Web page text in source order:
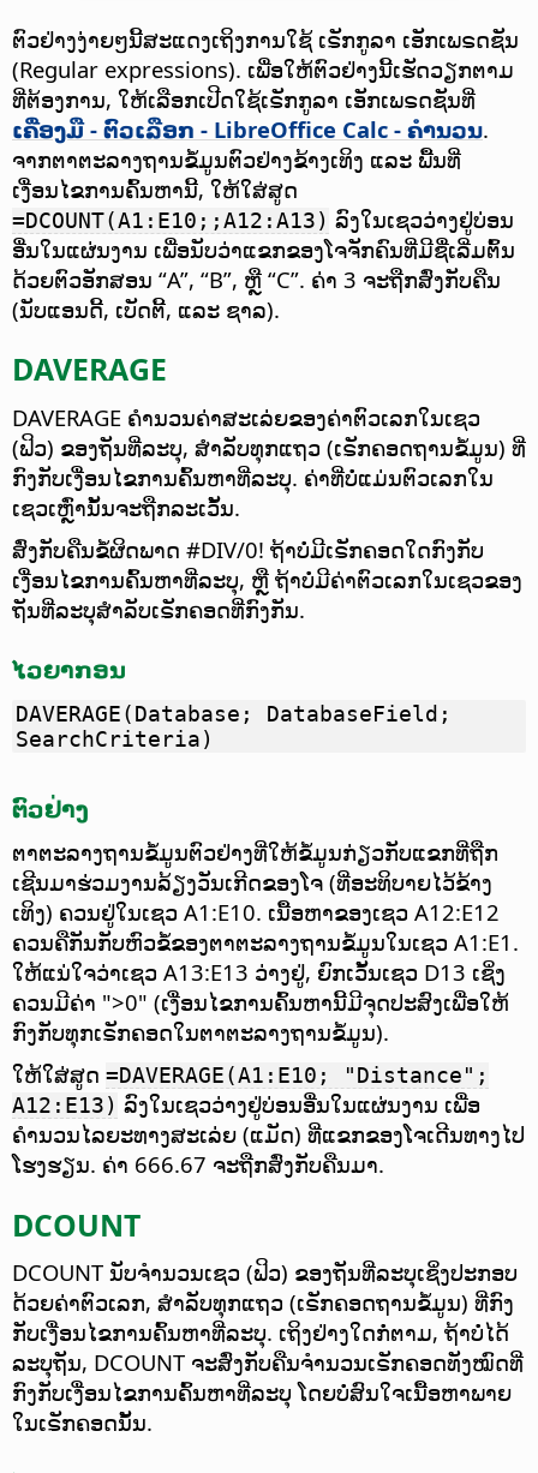
ຕົວຢ່າງງ່າຍໆນີ້ສະແດງເຖິງການໃຊ້ ເຣັກກູລາ ເອັກເພຣດຊັນ
(Regular expressions). ເພື່ອໃຫ້ຕົວຢ່າງນີ້ເຮັດວຽກຕາມ
ທີ່ຕ້ອງການ, ໃຫ້ເລືອກເປີດໃຊ້ເຣັກກູລາ ເອັກເພຣດຊັນທີ່
ເຄື່ອງມື - ຕົວເລືອກ - LibreOffice Calc - ຄຳນວນ.
ຈາກຕາຕະລາງຖານຂໍ້ມູນຕົວຢ່າງຂ້າງເທິງ ແລະ ພື້ນທີ່
ເງື່ອນໄຂການຄົ້ນຫານີ້, ໃຫ້ໃສ່ສູດ
=DCOUNT(A1:E10;;A12:A13) ລົງໃນເຊວວ່າງຢູ່ບ່ອນ
ອື່ນໃນແຜ່ນງານ ເພື່ອນັບວ່າແຂກຂອງໂຈຈັກຄົນທີ່ມີຊື່ເລີ່ມຕົ້ນ
ດ້ວຍຕົວອັກສອນ “A”, “B”, ຫຼື “C”. ຄ່າ 3 ຈະຖືກສົ່ງກັບຄືນ
(ນັບແອນດີ້, ເບັດຕີ້, ແລະ ຊາລ).
DAVERAGE
DAVERAGE ຄຳນວນຄ່າສະເລ່ຍຂອງຄ່າຕົວເລກໃນເຊວ
(ຟິວ) ຂອງຖັນທີ່ລະບຸ, ສຳລັບທຸກແຖວ (ເຣັກຄອດຖານຂໍ້ມູນ) ທີ່
ກົງກັບເງື່ອນໄຂການຄົ້ນຫາທີ່ລະບຸ. ຄ່າທີ່ບໍ່ແມ່ນຕົວເລກໃນ
ເຊວເຫຼົ່ານັ້ນຈະຖືກລະເວັ້ນ.
ສົ່ງກັບຄືນຂໍ້ຜິດພາດ #DIV/0! ຖ້າບໍ່ມີເຣັກຄອດໃດກົງກັບ
ເງື່ອນໄຂການຄົ້ນຫາທີ່ລະບຸ, ຫຼື ຖ້າບໍ່ມີຄ່າຕົວເລກໃນເຊວຂອງ
ຖັນທີ່ລະບຸສຳລັບເຣັກຄອດທີ່ກົງກັນ.
ໄວຍາກອນ
DAVERAGE(Database; DatabaseField;
SearchCriteria)
ຕົວຢ່າງ
ຕາຕະລາງຖານຂໍ້ມູນຕົວຢ່າງທີ່ໃຫ້ຂໍ້ມູນກ່ຽວກັບແຂກທີ່ຖືກ
ເຊີນມາຮ່ວມງານລ້ຽງວັນເກີດຂອງໂຈ (ທີ່ອະທິບາຍໄວ້ຂ້າງ
ເທິງ) ຄວນຢູ່ໃນເຊວ A1:E10. ເນື້ອຫາຂອງເຊວ A12:E12
ຄວນຄືກັນກັບຫົວຂໍ້ຂອງຕາຕະລາງຖານຂໍ້ມູນໃນເຊວ A1:E1.
ໃຫ້ແນ່ໃຈວ່າເຊວ A13:E13 ວ່າງຢູ່, ຍົກເວັ້ນເຊວ D13 ເຊິ່ງ
ຄວນມີຄ່າ ">0" (ເງື່ອນໄຂການຄົ້ນຫານີ້ມີຈຸດປະສົງເພື່ອໃຫ້
ກົງກັບທຸກເຣັກຄອດໃນຕາຕະລາງຖານຂໍ້ມູນ).
ໃຫ້ໃສ່ສູດ =DAVERAGE(A1:E10; "Distance";
A12:E13) ລົງໃນເຊວວ່າງຢູ່ບ່ອນອື່ນໃນແຜ່ນງານ ເພື່ອ
ຄຳນວນໄລຍະທາງສະເລ່ຍ (ແມັດ) ທີ່ແຂກຂອງໂຈເດີນທາງໄປ
ໂຮງຮຽນ. ຄ່າ 666.67 ຈະຖືກສົ່ງກັບຄືນມາ.
DCOUNT
DCOUNT ນັບຈຳນວນເຊວ (ຟິວ) ຂອງຖັນທີ່ລະບຸເຊິ່ງປະກອບ
ດ້ວຍຄ່າຕົວເລກ, ສຳລັບທຸກແຖວ (ເຣັກຄອດຖານຂໍ້ມູນ) ທີ່ກົງ
ກັບເງື່ອນໄຂການຄົ້ນຫາທີ່ລະບຸ. ເຖິງຢ່າງໃດກໍ່ຕາມ, ຖ້າບໍ່ໄດ້
ລະບຸຖັນ, DCOUNT ຈະສົ່ງກັບຄືນຈຳນວນເຣັກຄອດທັງໝົດທີ່
ກົງກັບເງື່ອນໄຂການຄົ້ນຫາທີ່ລະບຸ ໂດຍບໍ່ສົນໃຈເນື້ອຫາພາຍ
ໃນເຣັກຄອດນັ້ນ.